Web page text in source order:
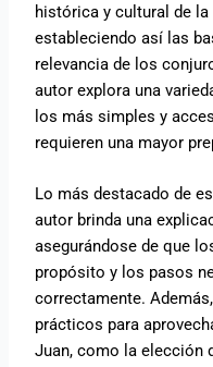
histórica y cultural de la
estableciendo así las
relevancia de los
autor explora una
los más simples y
requieren una mayor
Lo más destacado de
autor brinda una
asegurándose de que
propósito y los pasos
correctamente.
prácticos para
Juan, como la elección